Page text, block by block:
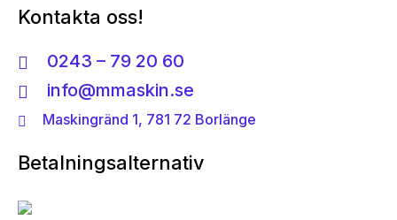
Kontakta oss!
0243 – 79 20 60
info@mmaskin.se
Maskingränd 1, 781 72 Borlänge
Betalningsalternativ